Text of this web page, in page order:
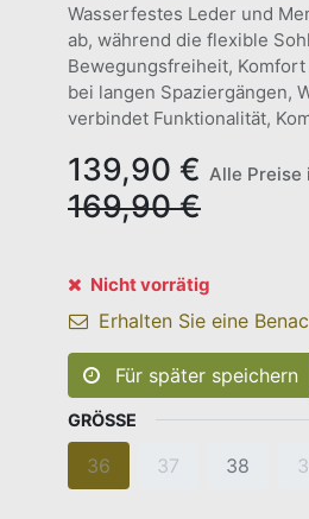
Wasserfestes Leder und
ab, während die flexible
Bewegungsfreiheit,
bei langen Spaziergängen,
verbindet Funktionalität,
139,90 € Alle Preise
169,90€
Nicht vorrätig
Erhalten Sie eine
Für später speichern
GRÖSSE
36 37 38